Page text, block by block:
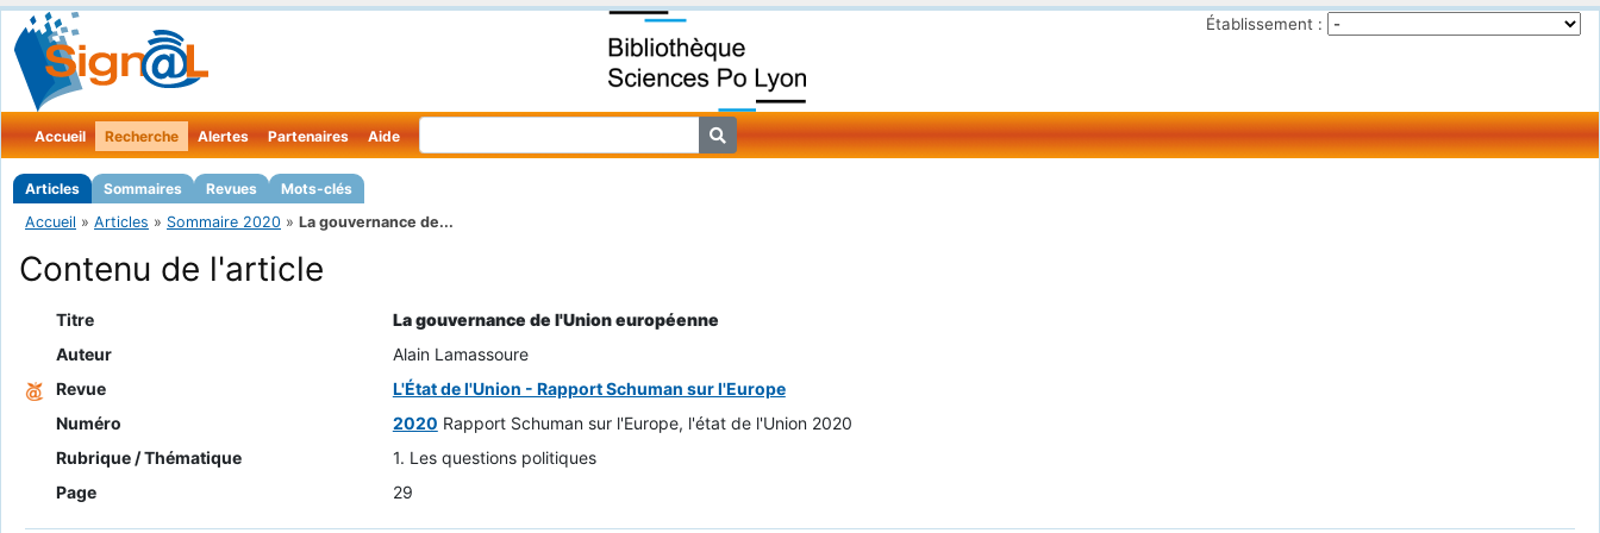
Établissement :
Accueil Recherche
Articles Sommaires Revues Mots-clés
Alertes Partenaires Aide
Accueil » Articles » Sommaire 2020 » La gouvernance de...
Contenu de l'article
Titre
La gouvernance de l'Union européenne
Auteur
Alain Lamassoure
Revue
L'État de l'Union - Rapport Schuman sur l'Europe
Numéro
2020 Rapport Schuman sur l'Europe, l'état de l'Union 2020
Rubrique / Thématique
1. Les questions politiques
Page
29